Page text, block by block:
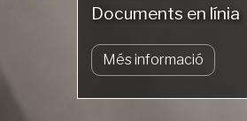
en línia